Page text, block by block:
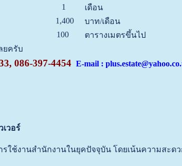
1
เดือน
1,400
บาท/เดือน
100
ตารางเมตรขึ้นไป
ยครับ
086-397-4454 E-mail :
วอร์
รใช้งานสำนักงานในยุคปัจจุบัน โดยเน้นความสะ